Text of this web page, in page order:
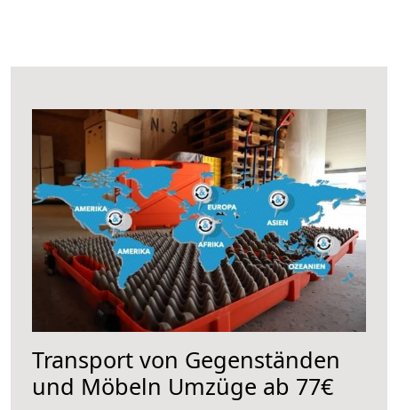
Transport von Gegenständen
und Möbeln Umzüge ab 77€